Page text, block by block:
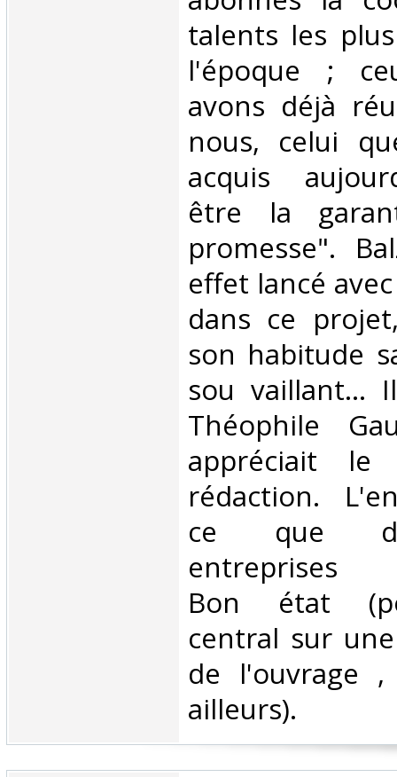
talents les
l'époque ;
avons déjà
nous, celui
acquis
être la
promesse".
effet lancé
dans ce
son habitude
sou vaillant...
Théophile
appréciait
rédaction.
ce que
entreprises
Bon état
central sur
de l'ouvrage
ailleurs).‎